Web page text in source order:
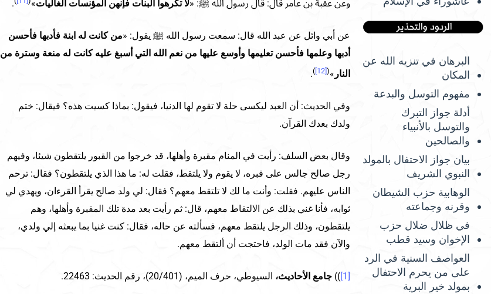
البرهان في تنزيه الله عن
المكان
مفهوم التوسل والبدعة
أدلة جواز التبرك
والتوسل بالأنبياء
والصالحين
بيان جواز الاحتفال بالمولد
النبوي الشريف
الوهابية حزب الشيطان
وقرنه وجماعته
في ظلال ضلال حزب
الإخوان وسيد قطب
العواصف السنية في الرد
على من يحرم الاحتفال
بمولد خير البرية
وعن عقبة بن عامر قال: قال رسول الله ﷺ: «لا تكرهوا البنات فإنهن المؤنسات الغاليات»
.
عن أبي وائل عن عبد الله قال: سمعت رسول الله ﷺ يقول: «من كانت له ابنة فأدبها فأحسن
أدبها وعلمها فأحسن تعليمها وأوسع عليها من نعم الله التي أسبغ عليه كانت له منعة وسترة من
النار »
(
[12]
)
.
وفي الحديث: أن العبد ليكسى حلة لا تقوم لها الدنيا، فيقول: بماذا كسيت هذه؟ فيقال: ختم
ولدك بعدك القرآن.
وقال بعض السلف: رأيت في المنام مقبرة وأهلها، قد خرجوا من القبور يلتقطون شيئا، وفيهم
رجل صالح جالس على قبره، لا يقوم ولا يلتقط، فقلت له: ما هذا الذي يلتقطون؟ فقال: ترحم
الناس عليهم. فقلت: وأنت ما لك لا تلتقط معهم؟ فقال: لي ولد صالح يقرأ القرءان، ويهدي لي
ثوابه، فأنا غني بذلك عن الالتقاط معهم، قال: ثم رأيت بعد مدة تلك المقبرة وأهلها، وهم
يلتقطون، وذلك الرجل يلتقط معهم، فسألته عن حاله، فقال: كنت غنيا بما يبعثه إلي ولدي،
والآن فقد مات الولد، فاحتجت أن ألتقط معهم.
[1]
)) جامع الأحاديث، السيوطي، حرف الميم، (20/401)، رقم الحديث: 22463.